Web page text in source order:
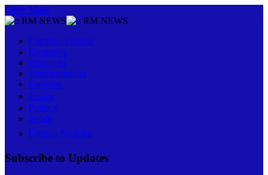
Close Menu
Campina Grande
Economia
Educação
Entretenimento
Esportes
Justiça
Política
Saúde
Últimas Notícias
Subscribe to Updates